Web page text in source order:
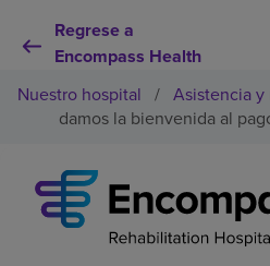
Regrese a
Encompass Health
Por qué debe elegirnos
Servicios de rehabilitación
Nuestro hospital / Asistencia y
damos la bienvenida al